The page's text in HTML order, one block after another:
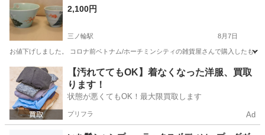
2,100円
三ノ輪駅 8月7日
お値下げしました。 コロナ前ベトナム/ホーチミンシティの雑貨屋さんで購入したも
東京 台東区 三ノ輪駅 食器 金魚
【汚れててもOK】着なくなった洋服、買取
ります！
状態が悪くてもOK！最大限買取します
プリフラ Ad